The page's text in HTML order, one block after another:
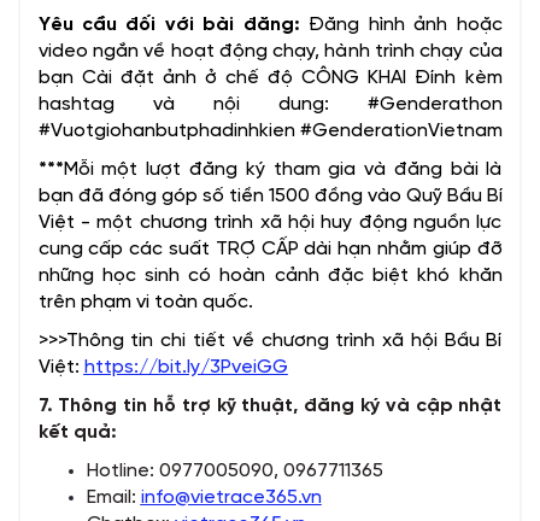
Yêu cầu đối với bài đăng: Đăng hình ảnh hoặc
video ngắn về hoạt động chạy, hành trình chạy của
bạn Cài đặt ảnh ở chế độ CÔNG KHAI Đính kèm
hashtag và nội dung: #Genderathon
#Vuotgiohanbutphadinhkien #GenderationVietnam
***Mỗi một lượt đăng ký tham gia và đăng bài là
bạn đã đóng góp số tiền 1500 đồng vào Quỹ Bầu Bí
Việt - một chương trình xã hội huy động nguồn lực
cung cấp các suất TRỢ CẤP dài hạn nhằm giúp đỡ
những học sinh có hoàn cảnh đặc biệt khó khăn
trên phạm vi toàn quốc.
>>>Thông tin chi tiết về chương trình xã hội Bầu Bí
Việt: https://bit.ly/3PveiGG
7. Thông tin hỗ trợ kỹ thuật, đăng ký và cập nhật
kết quả:
Hotline: 0977005090, 0967711365
Email: info@vietrace365.vn